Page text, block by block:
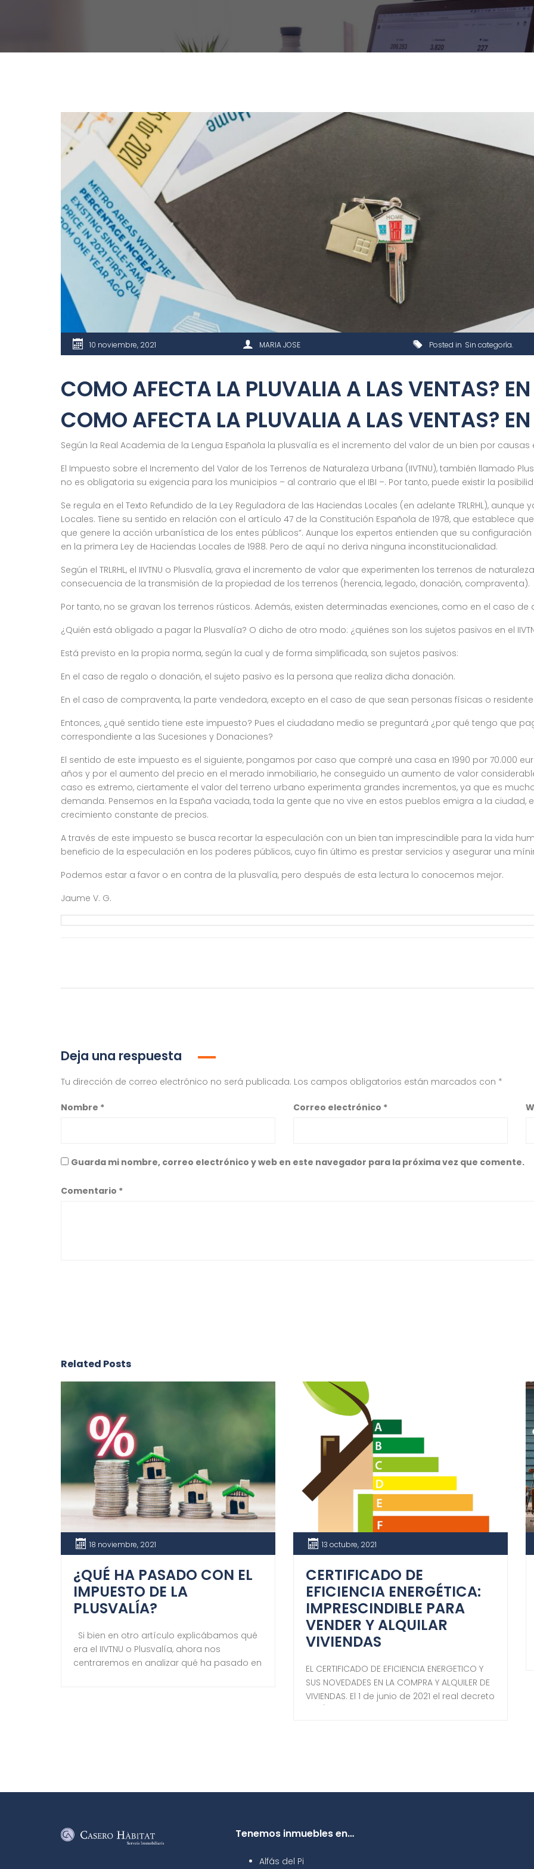
10 noviembre, 2021 MARIA JOSE Posted in Sin categoría
COMO AFECTA LA PLUVALIA A LAS VENTAS?
COMO AFECTA LA PLUVALIA A LAS VENTAS?
Según la Real Academia de la Lengua Española la plusvalía es el incremento del valor de un bien por causas
El Impuesto sobre el Incremento del Valor de los Terrenos de Naturaleza Urbana (IIVTNU), también llamado
no es obligatoria su exigencia para los municipios – al contrario que el IBI –. Por tanto, puede existir la
Se regula en el Texto Refundido de la Ley Reguladora de las Haciendas Locales (en adelante TRLRHL),
Locales. Tiene su sentido en relación con el artículo 47 de la Constitución Española de 1978, que establece
que genere la acción urbanística de los entes públicos”. Aunque los expertos entienden que su
en la primera Ley de Haciendas Locales de 1988. Pero de aquí no deriva ninguna inconstitucionalidad.
Según el TRLRHL, el IIVTNU o Plusvalía, grava el incremento de valor que experimenten los terrenos de
consecuencia de la transmisión de la propiedad de los terrenos (herencia, legado, donación, compraventa).
Por tanto, no se gravan los terrenos rústicos. Además, existen determinadas exenciones, como en el caso
¿Quién está obligado a pagar la Plusvalía? O dicho de otro modo: ¿quiénes son los sujetos pasivos en el
Está previsto en la propia norma, según la cual y de forma simplificada, son sujetos pasivos:
En el caso de regalo o donación, el sujeto pasivo es la persona que realiza dicha donación.
En el caso de compraventa, la parte vendedora, excepto en el caso de que sean personas físicas o
Entonces, ¿qué sentido tiene este impuesto? Pues el ciudadano medio se preguntará ¿por qué tengo que
correspondiente a las Sucesiones y Donaciones?
El sentido de este impuesto es el siguiente, pongamos por caso que compré una casa en 1990 por 70.000
años y por el aumento del precio en el merado inmobiliario, he conseguido un aumento de valor
caso es extremo, ciertamente el valor del terreno urbano experimenta grandes incrementos, ya que es
demanda. Pensemos en la España vaciada, toda la gente que no vive en estos pueblos emigra a la
crecimiento constante de precios.
A través de este impuesto se busca recortar la especulación con un bien tan imprescindible para la vida
beneficio de la especulación en los poderes públicos, cuyo fin último es prestar servicios y asegurar una
Podemos estar a favor o en contra de la plusvalía, pero después de esta lectura lo conocemos mejor.
Jaume V. G.
Deja una respuesta
Tu dirección de correo electrónico no será publicada. Los campos obligatorios están marcados con *
Nombre * Correo electrónico *
Guarda mi nombre, correo electrónico y web en este navegador para la próxima vez que comente.
Comentario *
Related Posts
18 noviembre, 2021
¿QUÉ HA PASADO CON EL
IMPUESTO DE LA
PLUSVALÍA?
Si bien en otro artículo explicábamos qué
era el IIVTNU o Plusvalía, ahora nos
centraremos en analizar qué ha pasado en
13 octubre, 2021
CERTIFICADO DE
EFICIENCIA ENERGÉTICA:
IMPRESCINDIBLE PARA
VENDER Y ALQUILAR
VIVIENDAS
EL CERTIFICADO DE EFICIENCIA ENERGETICO Y
SUS NOVEDADES EN LA COMPRA Y ALQUILER DE
VIVIENDAS. El 1 de junio de 2021 el real decreto
Tenemos inmuebles en…
Alfás del Pi